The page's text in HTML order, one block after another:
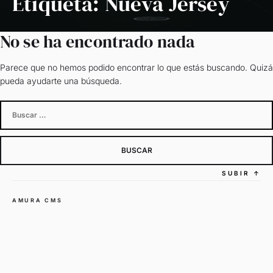
No se ha encontrado nada
Parece que no hemos podido encontrar lo que estás buscando. Quizá
pueda ayudarte una búsqueda.
SUBIR ↑
AMURA CMS